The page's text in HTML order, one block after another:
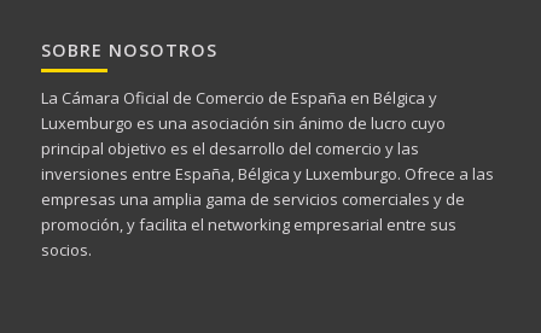
SOBRE NOSOTROS
La Cámara Oficial de Comercio de España en Bélgica y
Luxemburgo es una asociación sin ánimo de lucro cuyo
principal objetivo es el desarrollo del comercio y las
inversiones entre España, Bélgica y Luxemburgo. Ofrece a las
empresas una amplia gama de servicios comerciales y de
promoción, y facilita el networking empresarial entre sus
socios.